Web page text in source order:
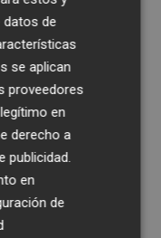
datos de
se aplican
proveedores
en
derecho a
publicidad
en
de